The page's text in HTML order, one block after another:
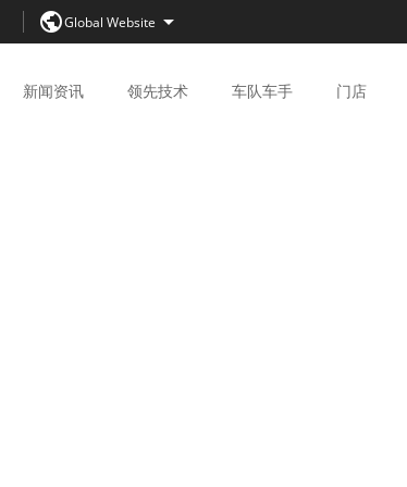
Global Website 
新闻资讯 领先技术 车队车手 门店